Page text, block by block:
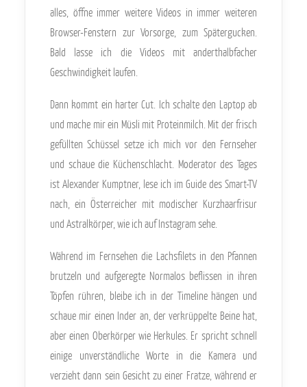
alles, öffne immer weitere Videos in immer weiteren
Browser-Fenstern zur Vorsorge, zum Spätergucken.
Bald lasse ich die Videos mit anderthalbfacher
Geschwindigkeit laufen.
Dann kommt ein harter Cut. Ich schalte den Laptop ab
und mache mir ein Müsli mit Proteinmilch. Mit der frisch
gefüllten Schüssel setze ich mich vor den Fernseher
und schaue die Küchenschlacht. Moderator des Tages
ist Alexander Kumptner, lese ich im Guide des Smart-TV
nach, ein Österreicher mit modischer Kurzhaarfrisur
und Astralkörper, wie ich auf Instagram sehe.
Während im Fernsehen die Lachsfilets in den Pfannen
brutzeln und aufgeregte Normalos beflissen in ihren
Töpfen rühren, bleibe ich in der Timeline hängen und
schaue mir einen Inder an, der verkrüppelte Beine hat,
aber einen Oberkörper wie Herkules. Er spricht schnell
einige unverständliche Worte in die Kamera und
verzieht dann sein Gesicht zu einer Fratze, während er